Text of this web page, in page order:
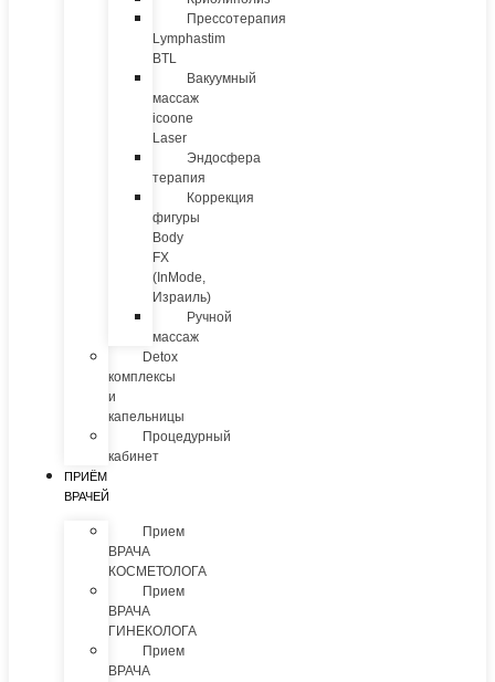
Прессотерапия
Lymphastim
BTL
Вакуумный
массаж
icoone
Laser
Эндосфера
терапия
Коррекция
фигуры
Body
FX
(InMode,
Израиль)
Ручной
массаж
Detox
комплексы
и
капельницы
Процедурный
кабинет
ПРИЁМ
ВРАЧЕЙ
Прием
ВРАЧА
КОСМЕТОЛОГА
Прием
ВРАЧА
ГИНЕКОЛОГА
Прием
ВРАЧА